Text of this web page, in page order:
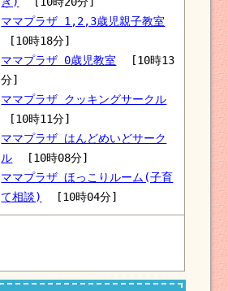
ママプラザ 1,2,3歳児親子教室
[10時18分]
ママプラザ 0歳児教室
[10時13
分]
ママプラザ クッキングサークル
[10時11分]
ママプラザ はんどめいどサーク
ル
[10時08分]
ママプラザ ほっこりルーム(子育
て相談)
[10時04分]